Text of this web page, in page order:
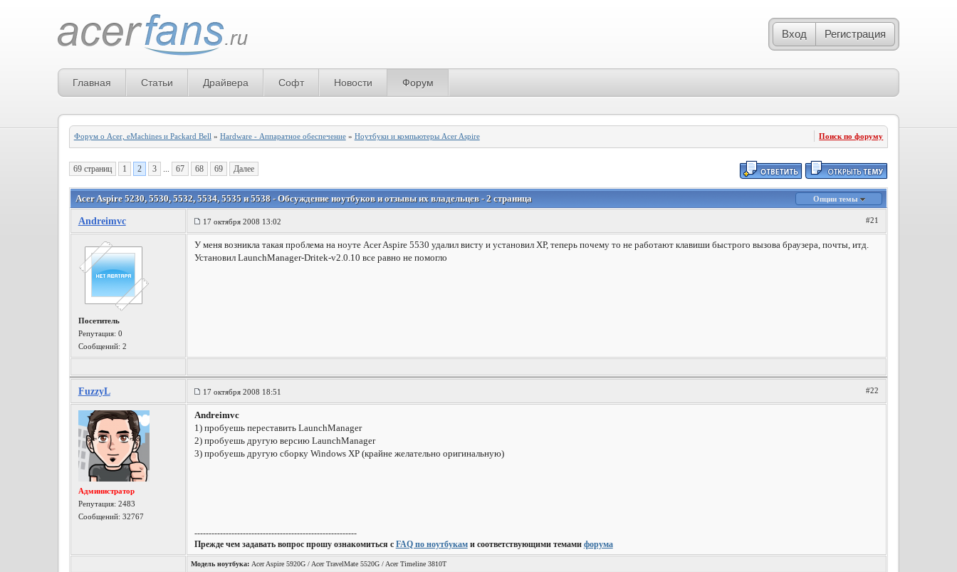
Вход Регистрация
Главная Статьи Драйвера Софт Новости Форум
Форум о Acer, eMachines и Packard Bell » Hardware - Аппаратное обеспечение» Ноутбуки и компьютеры Acer Aspire Поиск по форуму
69 страниц 1 2 3 ... 67 68 69 Далее
Acer Aspire 5230, 5530, 5532, 5534, 5535 и 5538 - Обсуждение ноутбуков и отзывы их владельцев - 2 страница Опции темы
Andreimvc 17 октября 2008 13:02 #21
Посетитель
Репутация: 0
Сообщений: 2
У меня возникла такая проблема на ноуте Acer Aspire 5530 удалил висту и установил ХР, теперь почему то не работают клавиши быстрого вызова браузера, почты, итд.
Установил LaunchManager-Dritek-v2.0.10 все равно не помогло
FuzzyL 17 октября 2008 18:51 #22
Администратор
Репутация: 2483
Сообщений: 32767
Andreimvc
1) пробуешь переставить LaunchManager
2) пробуешь другую версию LaunchManager
3) пробуешь другую сборку Windows XP (крайне желательно оригинальную)
---------------------------------------------------------
Прежде чем задавать вопрос прошу ознакомиться с FAQ по ноутбуками соответствующими темами форума
Модель ноутбука:Acer Aspire 5920G / Acer TravelMate 5520G / Acer Timeline 3810T